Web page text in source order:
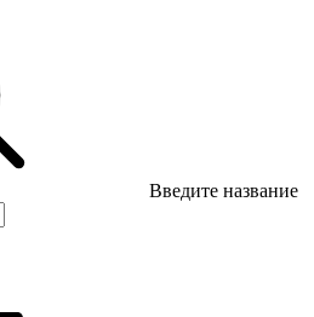
Введите название